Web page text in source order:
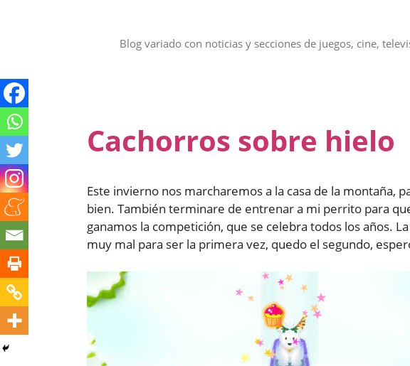
Blog variado con noticias y secciones de juegos, cine,
Cachorros sobre hielo
Este invierno nos marcharemos a la casa de la montaña,
bien. También terminare de entrenar a mi perrito para
ganamos la competición, que se celebra todos los años.
muy mal para ser la primera vez, quedo el segundo,